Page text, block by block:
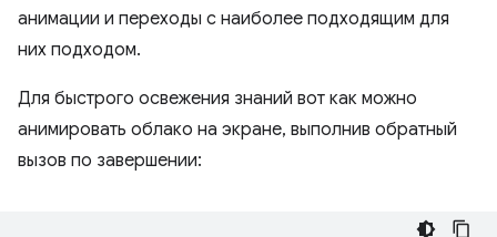
анимации и переходы с наиболее подходящим для
них подходом.
Для быстрого освежения знаний вот как можно
анимировать облако на экране, выполнив обратный
вызов по завершении: